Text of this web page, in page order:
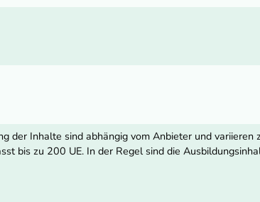
der Inhalte sind abhängig vom Anbieter und variieren
bis zu 200 UE. In der Regel sind die